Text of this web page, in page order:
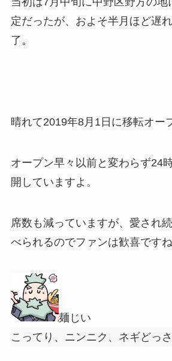
定だったが、およそ半月ほど遅
了。
晴れて2019年8月1日に移転オー
オープン早々以前と変わらず24
開していますよ。
席数も減っていますが、愛され
べられるのでファンは歓喜ですね
麺じい
こってり、ニンニク、ネギどっ